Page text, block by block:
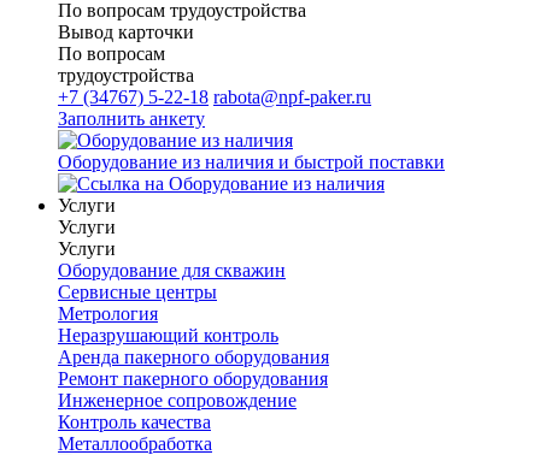
По вопросам трудоустройства
Вывод карточки
По вопросам
трудоустройства
+7 (34767) 5-22-18 rabota@npf-paker.ru
Заполнить анкету
Оборудование из наличия и быстрой поставки
Услуги
Услуги
Услуги
Оборудование для скважин
Сервисные центры
Метрология
Неразрушающий контроль
Аренда пакерного оборудования
Ремонт пакерного оборудования
Инженерное сопровождение
Контроль качества
Металлообработка